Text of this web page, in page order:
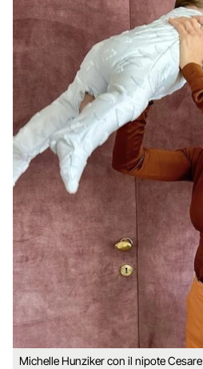
Michelle Hunziker con il nipote Cesare